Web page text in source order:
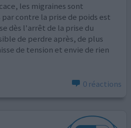
les migraines sont
contre la prise de poids est
dès l'arrêt de la prise du
de perdre après, de plus
de tension et envie de rien
0 réactions